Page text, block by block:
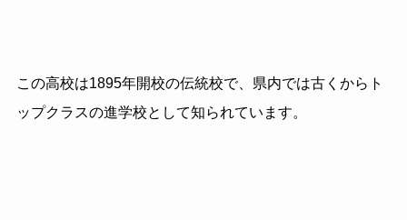
この高校は1895年開校の伝統校で、県内では古くからト
ップクラスの進学校として知られています。